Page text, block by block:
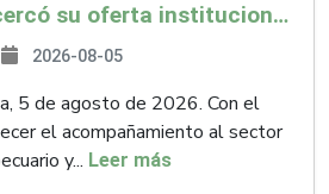
ICA Risaralda acercó su oferta institucional a productores y emprendedores en Expocamello
2026-08-05
5 de agosto de 2026. Con el
el acompañamiento al sector
y... Leer más